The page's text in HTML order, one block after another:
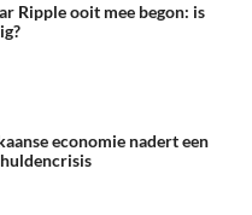
Ripple ooit mee begon: is
economie nadert een